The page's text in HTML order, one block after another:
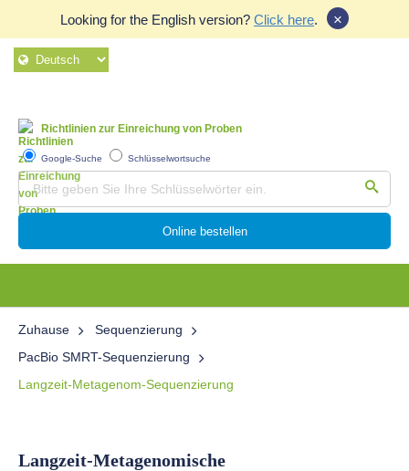
Looking for the English version? Click here. ×
Richtlinien zur Einreichung von Proben
Google-Suche Schlüsselwortsuche
Online bestellen
Zuhause
Sequenzierung
PacBio SMRT-Sequenzierung
Langzeit-Metagenom-Sequenzierung
Langzeit-Metagenomische